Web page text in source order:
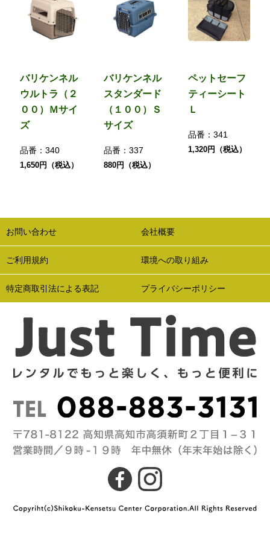
バリケンネル
ウルトラ（２
００）Ｍサイ
ズ
品番： 340
1,650円（税込）
バリケンネル
スタンダード
（１００）Ｓ
サイズ
品番：337
880円（税込）
ペットセーフ
ティーシート
Ｌ
品番：341
1,320円（税込）
お問い合わせ 会社概要
ご利用規約 環境への取り組み
特定商取引法による表記 プライバシーポリシー